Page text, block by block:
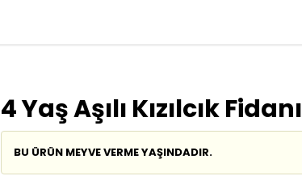
4 Yaş Aşılı Kızılcık Fidanı
BU ÜRÜN MEYVE VERME YAŞINDADIR.